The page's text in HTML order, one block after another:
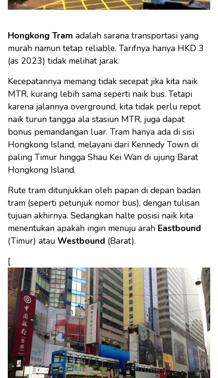
Hongkong Tram adalah sarana transportasi yang
murah namun tetap reliable. Tarifnya hanya HKD 3
(as 2023) tidak melihat jarak.
Kecepatannya memang tidak secepat jika kita naik
MTR, kurang lebih sama seperti naik bus. Tetapi
karena jalannya overground, kita tidak perlu repot
naik turun tangga ala stasiun MTR, juga dapat
bonus pemandangan luar. Tram hanya ada di sisi
Hongkong Island, melayani dari Kennedy Town di
paling Timur hingga Shau Kei Wan di ujung Barat
Hongkong Island.
Rute tram ditunjukkan oleh papan di depan badan
tram (seperti petunjuk nomor bus), dengan tulisan
tujuan akhirnya. Sedangkan halte posisi naik kita
menentukan apakah ingin menuju arah Eastbound
(Timur) atau Westbound (Barat).
[